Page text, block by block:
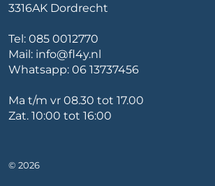
3316AK Dordrecht
Tel: 085 0012770
Mail: info@fl4y.nl
Whatsapp: 06 13737456
Ma t/m vr 08.30 tot 17.00
Zat. 10:00 tot 16:00
© 2026